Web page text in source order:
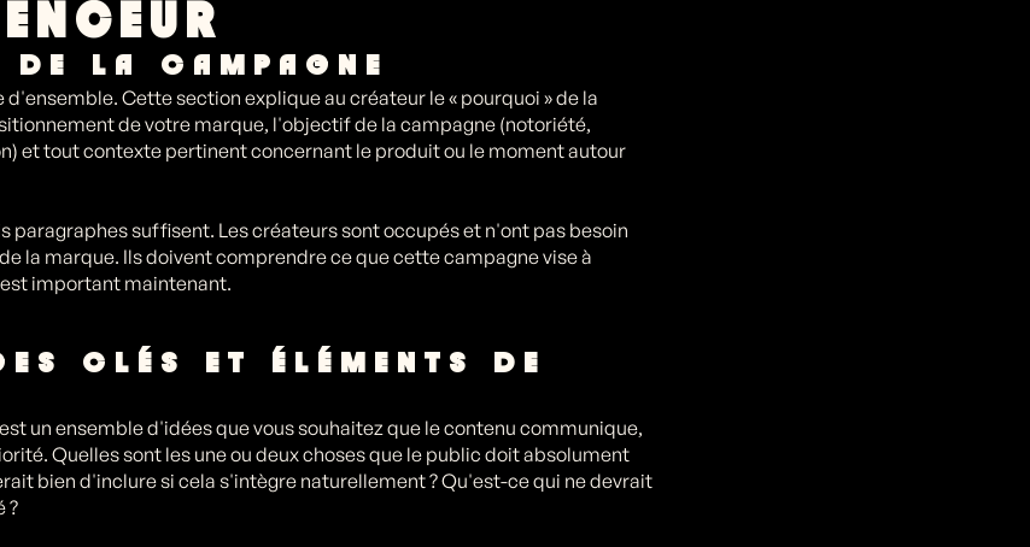
DE LA CAMPAGNE
Cette section explique au créateur le « pourquoi » de la
de votre marque, l'objectif de la campagne (notoriété,
et tout contexte pertinent concernant le produit ou le moment autour
paragraphes suffisent. Les créateurs sont occupés et n'ont pas besoin
la marque. Ils doivent comprendre ce que cette campagne vise à
important maintenant.
CLÉS ET ÉLÉMENTS DE
un ensemble d'idées que vous souhaitez que le contenu communique,
Quelles sont les une ou deux choses que le public doit absolument
bien d'inclure si cela s'intègre naturellement ? Qu'est-ce qui ne devrait
?